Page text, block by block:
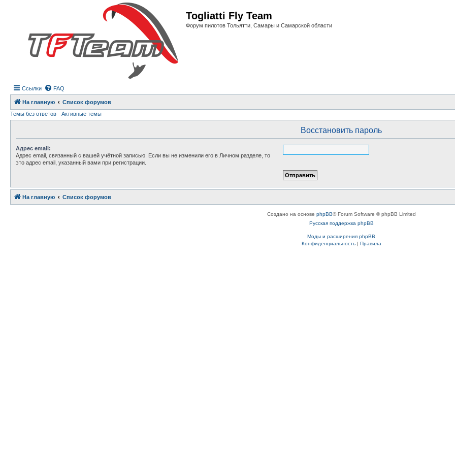
Togliatti Fly Team
Форум пилотов Тольятти, Самары и Самарской области
Ссылки FAQ
На главную
Список форумов
Темы без ответов
Активные темы
Восстановить пароль
Адрес email:
Адрес email, связанный с вашей учётной записью. Если вы не изменили его в Личном разделе, то
это адрес email, указанный вами при регистрации.
На главную Список форумов
Связаться с
Создано на основе phpBB® Forum Software © phpBB Limited
Русская поддержка phpBB
Моды и расширения phpBB
Конфиденциальность| Правила